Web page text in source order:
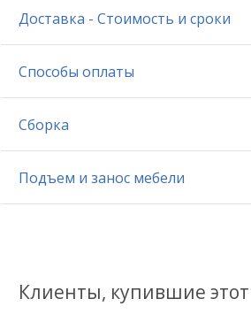
Доставка - Стоимость и сроки
Способы оплаты
Сборка
Подъем и занос мебели
Клиенты, купившие